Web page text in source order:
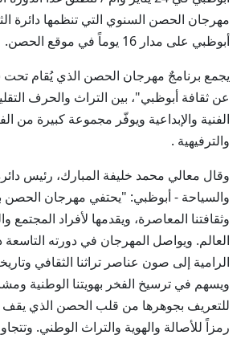
مهرجان الحصن السنوي التي تنظمها دائرة
أبوظبي على مدار 16 يوماً في موقع الحصن.
يجمع برنامجٌ مهرجان الحصن الذي يُقام
عن ثقافة أبوظبي"، بين التراث والحرف
الفنية والإبداعية ويوفّر مجموعة كبيرة من
والترفيهية .
وقال معالي محمد خليفة المبارك، رئيس
والسياحة - أبوظبي: "يحتفي مهرجان الحصن
وثقافتنا المعاصرة، ويقدمها لأفراد المجتمع
العالم. ويواصل المهرجان في دورته التاسعة
الرامية إلى صون عناصر تراثنا الثقافي
ويسهم في ترسيخ الفخر بهويتنا الوطنية
للتعريف بجوهرها من قلب الحصن الذي يقف
رمزاً للأصالة والهوية والتراث الوطني.